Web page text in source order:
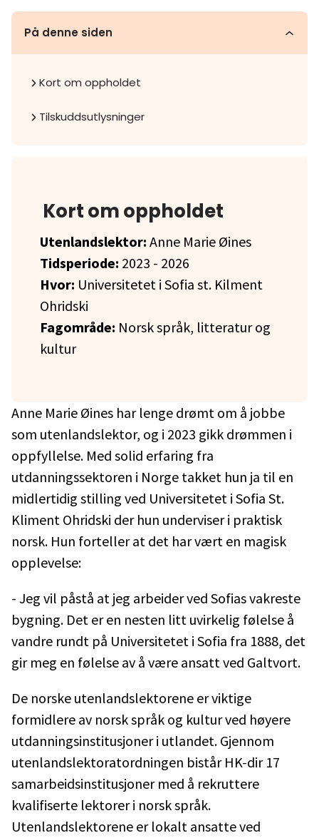
På denne siden
Kort om oppholdet
Tilskuddsutlysninger
Kort om oppholdet
Utenlandslektor: Anne Marie Øines
Tidsperiode: 2023 - 2026
Hvor: Universitetet i Sofia st. Kilment
Ohridski
Fagområde: Norsk språk, litteratur og
kultur
Anne Marie Øines har lenge drømt om å jobbe
som utenlandslektor, og i 2023 gikk drømmen i
oppfyllelse. Med solid erfaring fra
utdanningssektoren i Norge takket hun ja til en
midlertidig stilling ved Universitetet i Sofia St.
Kliment Ohridski der hun underviser i praktisk
norsk. Hun forteller at det har vært en magisk
opplevelse:
- Jeg vil påstå at jeg arbeider ved Sofias vakreste
bygning. Det er en nesten litt uvirkelig følelse å
vandre rundt på Universitetet i Sofia fra 1888, det
gir meg en følelse av å være ansatt ved Galtvort.
De norske utenlandslektorene er viktige
formidlere av norsk språk og kultur ved høyere
utdanningsinstitusjoner i utlandet. Gjennom
utenlandslektoratordningen bistår HK-dir 17
samarbeidsinstitusjoner med å rekruttere
kvalifiserte lektorer i norsk språk.
Utenlandslektorene er lokalt ansatte ved